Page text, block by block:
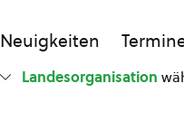
Neuigkeiten
Landesorganisation